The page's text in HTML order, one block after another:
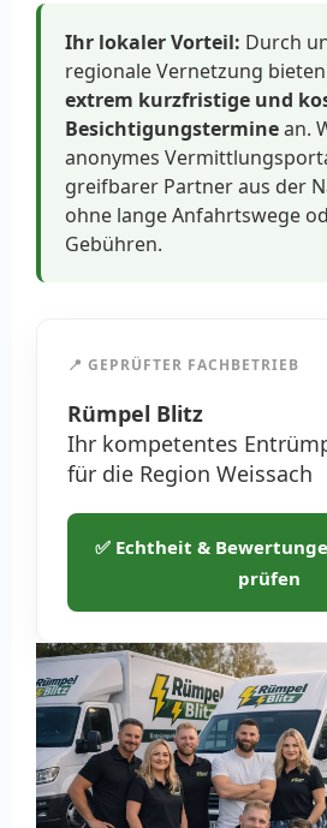
Ihr lokaler Vorteil: Durch
regionale Vernetzung
extrem kurzfristige und
Besichtigungsterminean.
anonymes
greifbarer Partner aus der
ohne lange Anfahrtswege
Gebühren.
📍 GEPRÜFTER FACHBETRIEB
Rümpel Blitz
Ihr kompetentes
für die Region Weissach
✅ Echtheit &
prüfen